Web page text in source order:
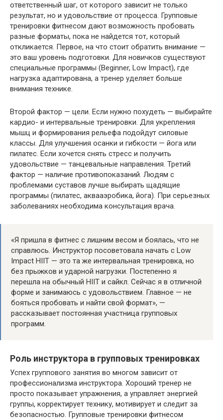
ответственный шаг, от которого зависит не только
результат, но и удовольствие от процесса. Групповые
тренировки фитнесом дают возможность пробовать
разные форматы, пока не найдется тот, который
откликается. Первое, на что стоит обратить внимание —
это ваш уровень подготовки. Для новичков существуют
специальные программы (Beginner, Low Impact), где
нагрузка адаптирована, а тренер уделяет больше
внимания технике.
Второй фактор — цели. Если нужно похудеть — выбирайте
кардио- и интервальные тренировки. Для укрепления
мышц и формирования рельефа подойдут силовые
классы. Для улучшения осанки и гибкости — йога или
пилатес. Если хочется снять стресс и получить
удовольствие — танцевальные направления. Третий
фактор — наличие противопоказаний. Людям с
проблемами суставов лучше выбирать щадящие
программы (пилатес, аквааэробика, йога). При серьезных
заболеваниях необходима консультация врача.
«Я пришла в фитнес с лишним весом и боялась, что не
справлюсь. Инструктор посоветовала начать с Low
Impact HIIT — это та же интервальная тренировка, но
без прыжков и ударной нагрузки. Постепенно я
перешла на обычный HIIT и сайкл. Сейчас я в отличной
форме и занимаюсь с удовольствием. Главное — не
бояться пробовать и найти свой формат», —
рассказывает постоянная участница групповых
программ.
Роль инструктора в групповых тренировках
Успех группового занятия во многом зависит от
профессионализма инструктора. Хороший тренер не
просто показывает упражнения, а управляет энергией
группы, корректирует технику, мотивирует и следит за
безопасностью. Групповые тренировки фитнесом